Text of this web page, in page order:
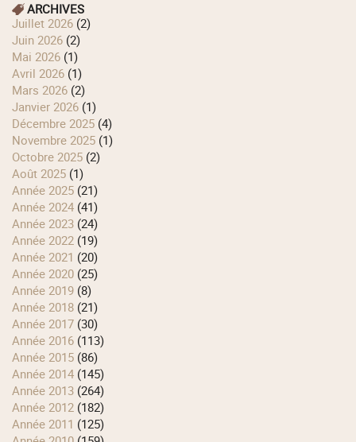
ARCHIVES
juillet 2026 (2)
juin 2026 (2)
mai 2026 (1)
avril 2026 (1)
mars 2026 (2)
janvier 2026 (1)
décembre 2025 (4)
novembre 2025 (1)
octobre 2025 (2)
août 2025 (1)
année 2025 (21)
année 2024 (41)
année 2023 (24)
année 2022 (19)
année 2021 (20)
année 2020 (25)
année 2019 (8)
année 2018 (21)
année 2017 (30)
année 2016 (113)
année 2015 (86)
année 2014 (145)
année 2013 (264)
année 2012 (182)
année 2011 (125)